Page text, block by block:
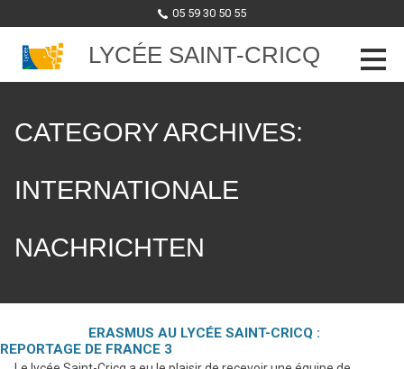
05 59 30 50 55
LYCÉE SAINT-CRICQ
CATEGORY ARCHIVES:
INTERNATIONALE
NACHRICHTEN
ERASMUS AU LYCÉE SAINT-CRICQ :
REPORTAGE DE FRANCE 3